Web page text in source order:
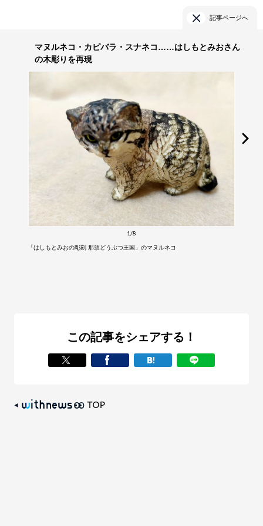
記事ページへ
マヌルネコ・カピバラ・スナネコ……はしもとみおさん
の木彫りを再現
1/8
「はしもとみおの彫刻 那須どうぶつ王国」のマヌルネコ
この記事をシェアする！